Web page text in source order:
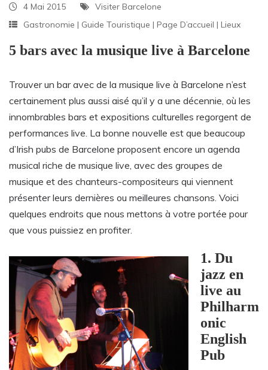
4 Mai 2015
Visiter Barcelone
Gastronomie | Guide Touristique | Page D’accueil | Lieux
5 bars avec la musique live à Barcelone
Trouver un bar avec de la musique live à Barcelone n’est
certainement plus aussi aisé qu’il y a une décennie, où les
innombrables bars et expositions culturelles regorgent de
performances live. La bonne nouvelle est que beaucoup
d’Irish pubs de Barcelone proposent encore un agenda
musical riche de musique live, avec des groupes de
musique et des chanteurs-compositeurs qui viennent
présenter leurs dernières ou meilleures chansons. Voici
quelques endroits que nous mettons à votre portée pour
que vous puissiez en profiter.
1. Du
jazz en
live au
Philharm
onic
English
Pub